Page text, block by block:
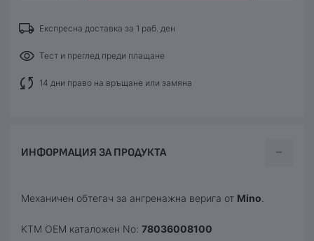
Експресна доставка за 1 раб. ден
Тест и преглед преди плащане
14 дни право на връщане или замяна
ИНФОРМАЦИЯ ЗА ПРОДУКТА
Механичен обтегач за ангренажна верига от Mino
KTM OEM каталожен No: 78036008100